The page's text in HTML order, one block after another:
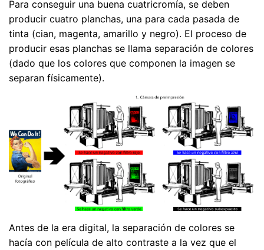
Para conseguir una buena cuatricromía, se deben
producir cuatro planchas, una para cada pasada de
tinta (cian, magenta, amarillo y negro). El proceso de
producir esas planchas se llama separación de colores
(dado que los colores que componen la imagen se
separan físicamente).
Antes de la era digital, la separación de colores se
hacía con película de alto contraste a la vez que el